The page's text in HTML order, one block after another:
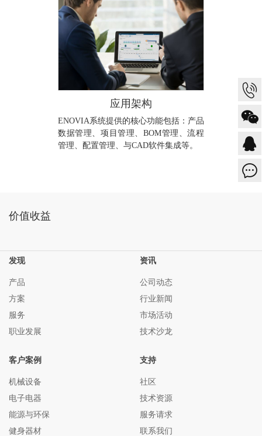
应用架构
ENOVIA系统提供的核心功能包括：产品
数据管理、项目管理、BOM管理、流程
管理、配置管理、与CAD软件集成等。
价值收益
发现
产品
方案
服务
职业发展
资讯
公司动态
行业新闻
市场活动
技术沙龙
客户案例
机械设备
电子电器
能源与环保
健身器材
支持
社区
技术资源
服务请求
联系我们